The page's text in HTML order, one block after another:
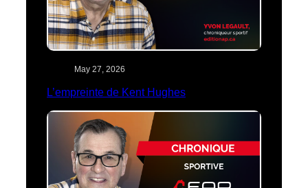
May 27, 2026
L’empreinte de Kent Hughes